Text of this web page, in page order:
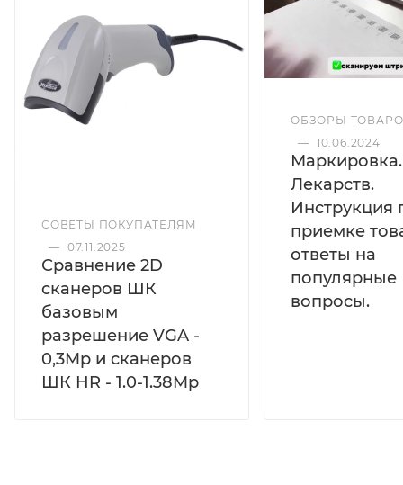
СОВЕТЫ ПОКУПАТЕЛЯМ
— 07.11.2025
Сравнение 2D
сканеров ШК
базовым
разрешение VGA -
0,3Mp и сканеров
ШК HR - 1.0-1.38Mp
ОБЗОРЫ
— 10.06.2024
Маркировка.
Лекарств.
Инструкция
приемке
ответы на
популярные
вопросы.